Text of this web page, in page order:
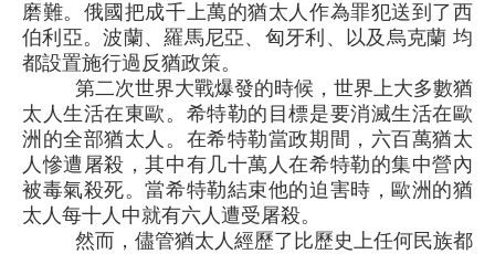
磨難。俄國把成千上萬的猶太人作為罪犯送到了西
伯利亞。波蘭、羅馬尼亞、匈牙利、以及烏克蘭 均
都設置施行過反猶政策。
第二次世界大戰爆發的時候，世界上大多數猶
太人生活在東歐。希特勒的目標是要消滅生活在歐
洲的全部猶太人。在希特勒當政期間，六百萬猶太
人慘遭屠殺，其中有几十萬人在希特勒的集中營內
被毒氣殺死。當希特勒結束他的迫害時，歐洲的猶
太人每十人中就有六人遭受屠殺。
然而，儘管猶太人經歷了比歷史上任何民族都